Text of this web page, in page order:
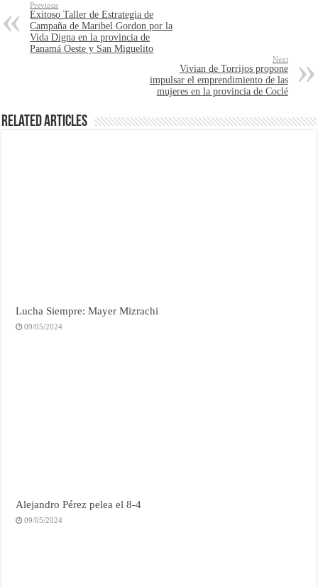
Previous
Exitoso Taller de Estrategia de
Campaña de Maribel Gordon por la
Vida Digna en la provincia de
Panamá Oeste y San Miguelito
Next
Vivian de Torrijos propone
impulsar el emprendimiento de las
mujeres en la provincia de Coclé
Related Articles
Lucha Siempre: Mayer Mizrachi
09/05/2024
Alejandro Pérez pelea el 8-4
09/05/2024